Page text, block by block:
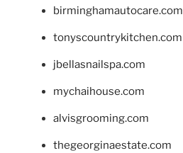
birminghamautocare.com
tonyscountrykitchen.com
jbellasnailspa.com
mychaihouse.com
alvisgrooming.com
thegeorginaestate.com